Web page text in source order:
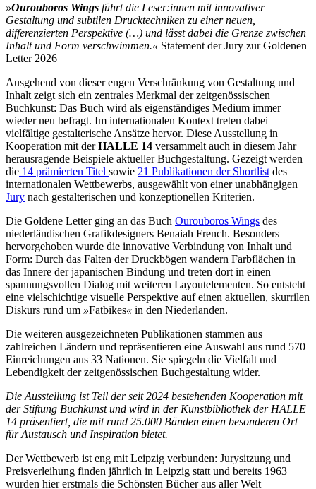
»Ourouboros Wings führt die Leser:innen mit innovativer
Gestaltung und subtilen Drucktechniken zu einer neuen,
differenzierten Perspektive (…) und lässt dabei die Grenze zwischen
Inhalt und Form verschwimmen.« Statement der Jury zur Goldenen
Letter 2026
Ausgehend von dieser engen Verschränkung von Gestaltung und
Inhalt zeigt sich ein zentrales Merkmal der zeitgenössischen
Buchkunst: Das Buch wird als eigenständiges Medium immer
wieder neu befragt. Im internationalen Kontext treten dabei
vielfältige gestalterische Ansätze hervor. Diese Ausstellung in
Kooperation mit derHALLE 14 versammelt auch in diesem Jahr
herausragende Beispiele aktueller Buchgestaltung. Gezeigt werden
die 14 prämierten Titel sowie 21 Publikationen der Shortlist des
internationalen Wettbewerbs, ausgewählt von einer unabhängigen
Jury nach gestalterischen und konzeptionellen Kriterien.
Die Goldene Letter ging an das Buch Ourouboros Wings des
niederländischen Grafikdesigners Benaiah French. Besonders
hervorgehoben wurde die innovative Verbindung von Inhalt und
Form: Durch das Falten der Druckbögen wandern Farbflächen in
das Innere der japanischen Bindung und treten dort in einen
spannungsvollen Dialog mit weiteren Layoutelementen. So entsteht
eine vielschichtige visuelle Perspektive auf einen aktuellen, skurrilen
Diskurs rund um »Fatbikes« in den Niederlanden.
Die weiteren ausgezeichneten Publikationen stammen aus
zahlreichen Ländern und repräsentieren eine Auswahl aus rund 570
Einreichungen aus 33 Nationen. Sie spiegeln die Vielfalt und
Lebendigkeit der zeitgenössischen Buchgestaltung wider.
Die Ausstellung ist Teil der seit 2024 bestehenden Kooperation mit
der Stiftung Buchkunst und wird in der Kunstbibliothek der HALLE
14 präsentiert, die mit rund 25.000 Bänden einen besonderen Ort
für Austausch und Inspiration bietet.
Der Wettbewerb ist eng mit Leipzig verbunden: Jurysitzung und
Preisverleihung finden jährlich in Leipzig statt und bereits 1963
wurden hier erstmals die Schönsten Bücher aus aller Welt